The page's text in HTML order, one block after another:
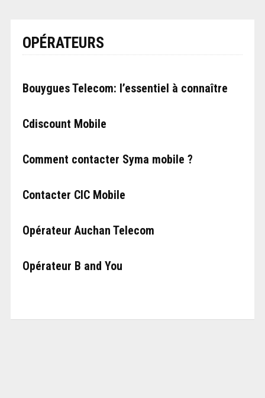
OPÉRATEURS
Bouygues Telecom: l’essentiel à connaître
Cdiscount Mobile
Comment contacter Syma mobile ?
Contacter CIC Mobile
Opérateur Auchan Telecom
Opérateur B and You